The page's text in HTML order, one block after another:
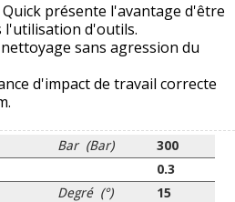
présente l'avantage d'être
l'utilisation d'outils.
sans agression du
d'impact de travail correcte
Bar (Bar)
300
0.3
Degré (°) 15